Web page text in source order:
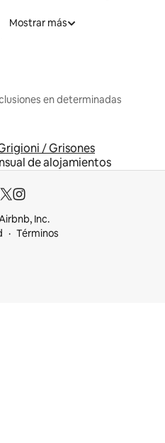
Mostrar más
en determinadas
/ Grisones
de alojamientos
Inc.
Términos